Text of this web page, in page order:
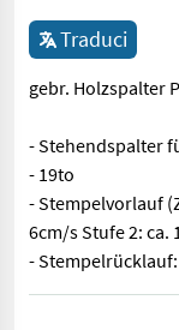
Traduci
gebr. Holzspalter
- Stehendspalter
- 19to
- Stempelvorlauf
6cm/s Stufe 2: ca.
-
gebr. Holzspalter